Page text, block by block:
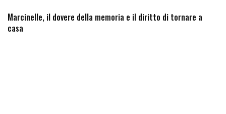
Marcinelle, il dovere della memoria e il diritto di tornare a
casa